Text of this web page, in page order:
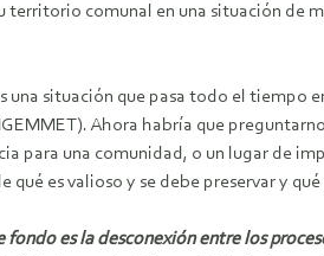
territorio comunal en una situación
una situación que pasa todo el tiempo
Ahora habría que
una comunidad, o un lugar de
es valioso y se debe preservar y
fondo es la desconexión entre los